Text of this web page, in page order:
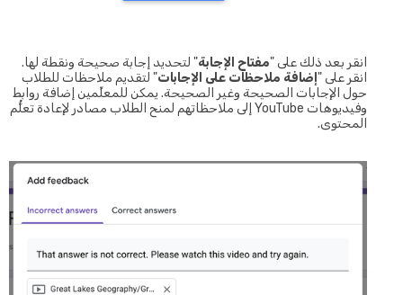
انقر بعد ذلك على " مفتاح الإجابة" لتحديد إجابة صحيحة ونقطة لها.
انقر على " إضافة ملاحظات على الإجابات" لتقديم ملاحظات للطلاب
حول الإجابات الصحيحة وغير الصحيحة. يمكن للمعلِّمين إضافة روابط
وفيديوهات YouTube إلى ملاحظاتهم لمنح الطلاب مصادر لإعادة تعلُّم
المحتوى.